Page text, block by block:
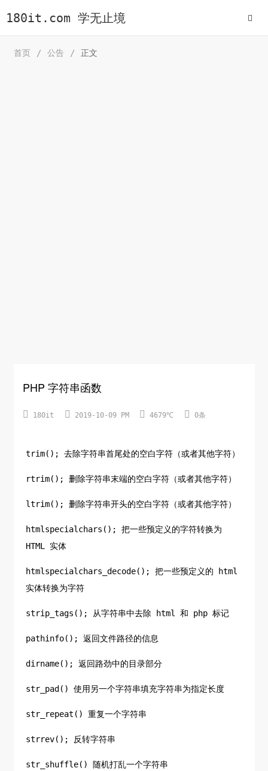
180it.com 学无止境
首页 / 公告 / 正文
PHP 字符串函数
 180it  2019-10-09 PM  4679℃  0条
trim(); 去除字符串首尾处的空白字符（或者其他字符）
rtrim(); 删除字符串末端的空白字符（或者其他字符）
ltrim(); 删除字符串开头的空白字符（或者其他字符）
htmlspecialchars(); 把一些预定义的字符转换为
HTML 实体
htmlspecialchars_decode(); 把一些预定义的 html
实体转换为字符
strip_tags(); 从字符串中去除 html 和 php 标记
pathinfo(); 返回文件路径的信息
dirname(); 返回路劲中的目录部分
str_pad() 使用另一个字符串填充字符串为指定长度
str_repeat() 重复一个字符串
strrev(); 反转字符串
str_shuffle() 随机打乱一个字符串